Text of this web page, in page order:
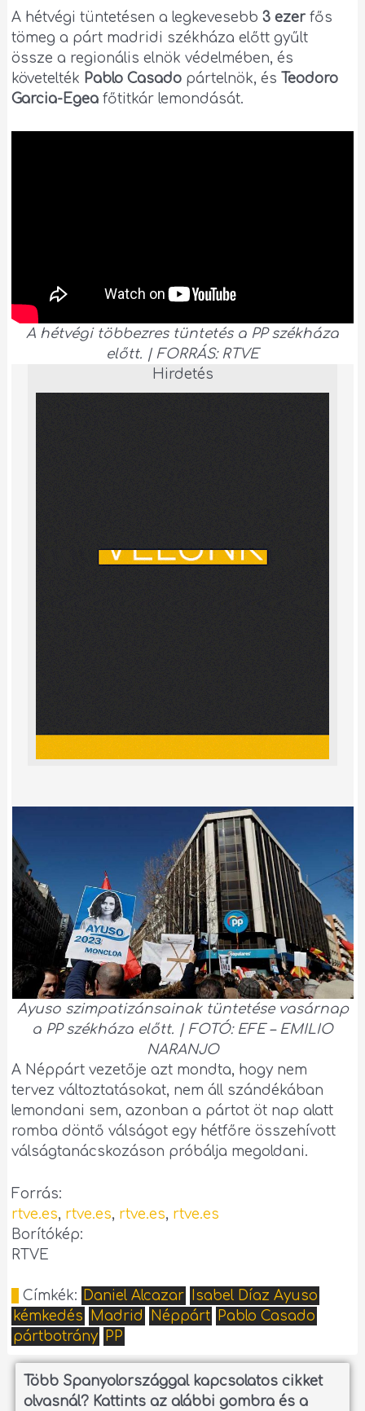
A hétvégi tüntetésen a legkevesebb 3 ezer fős
tömeg a párt madridi székháza előtt gyűlt
össze a regionális elnök védelmében, és
követelték Pablo Casado pártelnök, és Teodoro
Garcia-Egea főtitkár lemondását.
A hétvégi többezres tüntetés a PP székháza
előtt. | FORRÁS: RTVE
Hirdetés
Ayuso szimpatizánsainak tüntetése vasárnap
a PP székháza előtt. | FOTÓ: EFE – EMILIO
NARANJO
A Néppárt vezetője azt mondta, hogy nem
tervez változtatásokat, nem áll szándékában
lemondani sem, azonban a pártot öt nap alatt
romba döntő válságot egy hétfőre összehívott
válságtanácskozáson próbálja megoldani.
Forrás:
rtve.es, rtve.es, rtve.es, rtve.es
Borítókép:
RTVE
Címkék: Daniel Alcazar Isabel Díaz Ayuso
kémkedés
Madrid Néppárt Pablo Casado
pártbotrány PP
Több Spanyolországgal kapcsolatos cikket
olvasnál? Kattints az alábbi gombra és a